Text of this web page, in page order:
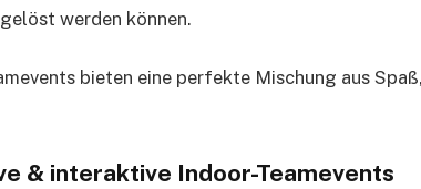
werden können.
bieten eine perfekte Mischung aus
& interaktive Indoor-Teamevents